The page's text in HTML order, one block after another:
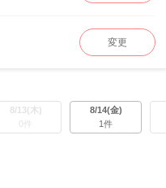
変更
8/13(木)
0件
8/14(金)
1件